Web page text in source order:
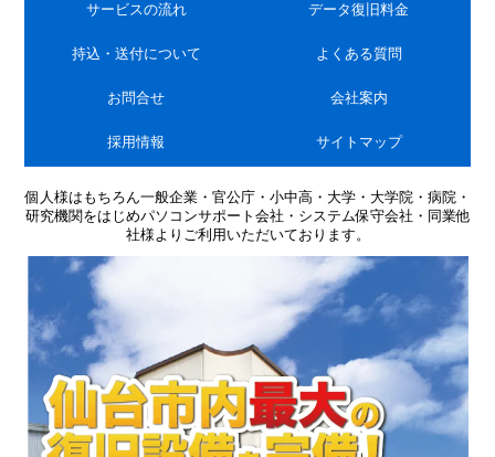
サービスの流れ データ復旧料金
持込・送付について よくある質問
お問合せ 会社案内
採用情報 サイトマップ
個人様はもちろん一般企業・官公庁・小中高・大学・大学院・病院・
研究機関をはじめパソコンサポート会社・システム保守会社・同業他
社様よりご利用いただいております。